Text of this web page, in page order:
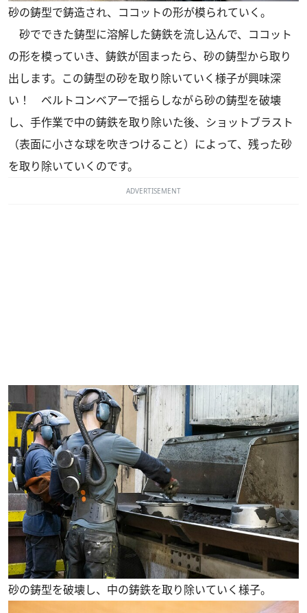
砂の鋳型で鋳造され、ココットの形が模られていく。
砂でできた鋳型に溶解した鋳鉄を流し込んで、ココット
の形を模っていき、鋳鉄が固まったら、砂の鋳型から取り
出します。この鋳型の砂を取り除いていく様子が興味深
い！ ベルトコンベアーで揺らしながら砂の鋳型を破壊
し、手作業で中の鋳鉄を取り除いた後、ショットブラスト
（表面に小さな球を吹きつけること）によって、残った砂
を取り除いていくのです。
ADVERTISEMENT
砂の鋳型を破壊し、中の鋳鉄を取り除いていく様子。